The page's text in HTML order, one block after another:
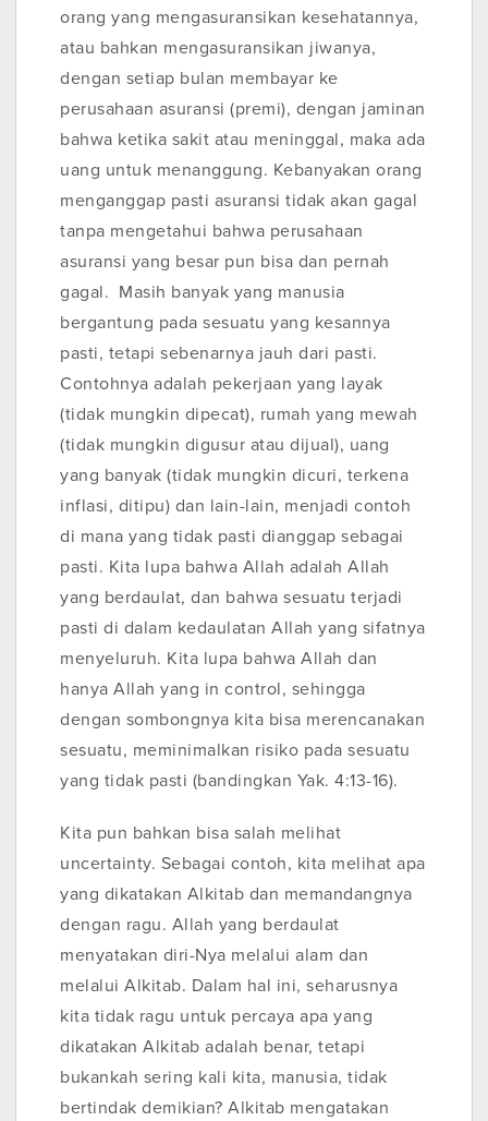
orang yang mengasuransikan kesehatannya,
atau bahkan mengasuransikan jiwanya,
dengan setiap bulan membayar ke
perusahaan asuransi (premi), dengan jaminan
bahwa ketika sakit atau meninggal, maka ada
uang untuk menanggung. Kebanyakan orang
menganggap pasti asuransi tidak akan gagal
tanpa mengetahui bahwa perusahaan
asuransi yang besar pun bisa dan pernah
gagal. Masih banyak yang manusia
bergantung pada sesuatu yang kesannya
pasti, tetapi sebenarnya jauh dari pasti.
Contohnya adalah pekerjaan yang layak
(tidak mungkin dipecat), rumah yang mewah
(tidak mungkin digusur atau dijual), uang
yang banyak (tidak mungkin dicuri, terkena
inflasi, ditipu) dan lain-lain, menjadi contoh
di mana yang tidak pasti dianggap sebagai
pasti. Kita lupa bahwa Allah adalah Allah
yang berdaulat, dan bahwa sesuatu terjadi
pasti di dalam kedaulatan Allah yang sifatnya
menyeluruh. Kita lupa bahwa Allah dan
hanya Allah yang in control, sehingga
dengan sombongnya kita bisa merencanakan
sesuatu, meminimalkan risiko pada sesuatu
yang tidak pasti (bandingkan Yak. 4:13-16).
Kita pun bahkan bisa salah melihat
uncertainty. Sebagai contoh, kita melihat apa
yang dikatakan Alkitab dan memandangnya
dengan ragu. Allah yang berdaulat
menyatakan diri-Nya melalui alam dan
melalui Alkitab. Dalam hal ini, seharusnya
kita tidak ragu untuk percaya apa yang
dikatakan Alkitab adalah benar, tetapi
bukankah sering kali kita, manusia, tidak
bertindak demikian? Alkitab mengatakan